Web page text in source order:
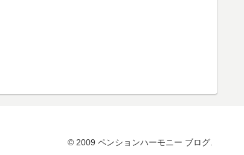
© 2009 ペンションハーモニー ブログ.